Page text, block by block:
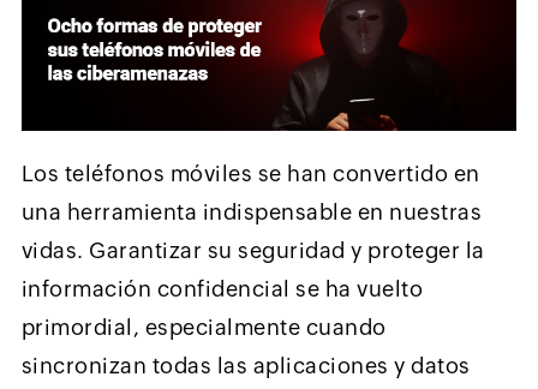
Los teléfonos móviles se han convertido en
una herramienta indispensable en nuestras
vidas. Garantizar su seguridad y proteger la
información confidencial se ha vuelto
primordial, especialmente cuando
sincronizan todas las aplicaciones y datos